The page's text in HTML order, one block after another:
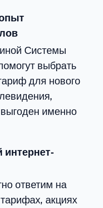
Системы
выбрать
для нового
именно
ответим на
акциях